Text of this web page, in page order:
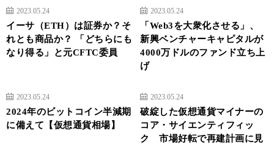
2023.05.24
イーサ（ETH）は証券か？そ
れとも商品か？ 「どちらにも
なり得る」と元CFTC委員
2023.05.24
「Web3を大衆化させる」、
新興ベンチャーキャピタルが
4000万ドルのファンド立ち上
げ
2023.05.24
2024年のビットコイン半減期
に備えて【仮想通貨相場】
2023.05.24
破綻した仮想通貨マイナーの
コア・サイエンティフィッ
ク 市場好転で再建計画に見